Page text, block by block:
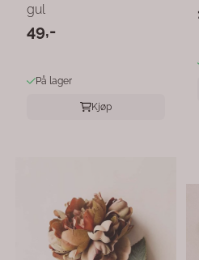
gul
49,-
På lager
Kjøp